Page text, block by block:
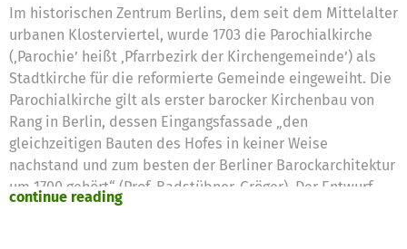
Im historischen Zentrum Berlins, dem seit dem Mittelalter
urbanen Klosterviertel, wurde 1703 die Parochialkirche
(‚Parochie’ heißt ‚Pfarrbezirk der Kirchengemeinde’) als
Stadtkirche für die reformierte Gemeinde eingeweiht. Die
Parochialkirche gilt als erster barocker Kirchenbau von
Rang in Berlin, dessen Eingangsfassade „den
gleichzeitigen Bauten des Hofes in keiner Weise
nachstand und zum besten der Berliner Barockarchitektur
um 1700 gehört“ (Prof. Badstübner-Gröger). Der Entwurf
stammte von dem neben Schlüter bedeutendsten Berliner
continue reading